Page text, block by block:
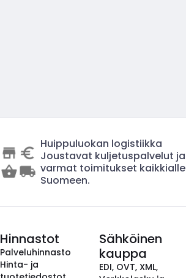
Huippuluokan logistiikka
Joustavat kuljetuspalvelut ja
varmat toimitukset kaikkialle
Suomeen.
Hinnastot
Palveluhinnasto
Hinta- ja
Sähköinen
kauppa
EDI, OVT, XML,